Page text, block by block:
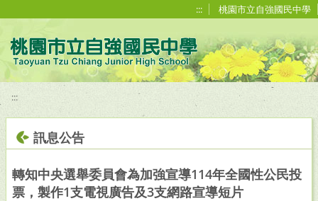
::: 桃園市立自強國民中學
:::
訊息公告
轉知中央選舉委員會為加強宣導114年全國性公民投
票，製作1支電視廣告及3支網路宣導短片